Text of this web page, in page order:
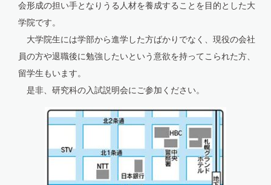
会形成の担い手となりうる人材を養成することを目的とした大
学院です。
大学院生には学部から進学した方ばかりでなく、現役の会社
員の方や退職後に勉強したいという意欲を持ってこられた方、
留学生もいます。
是非、研究科の入試説明会にご参加ください。